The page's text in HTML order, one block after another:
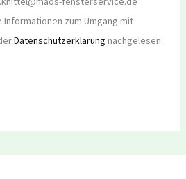
zum Umgang mit
Datenschutzerklärung nachgelesen.